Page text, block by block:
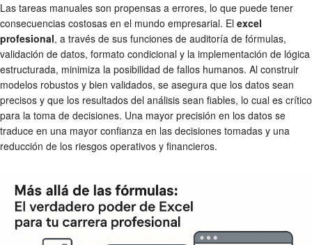
Las tareas manuales son propensas a errores, lo que puede tener
consecuencias costosas en el mundo empresarial. El excel
profesional, a través de sus funciones de auditoría de fórmulas,
validación de datos, formato condicional y la implementación de lógica
estructurada, minimiza la posibilidad de fallos humanos. Al construir
modelos robustos y bien validados, se asegura que los datos sean
precisos y que los resultados del análisis sean fiables, lo cual es crítico
para la toma de decisiones. Una mayor precisión en los datos se
traduce en una mayor confianza en las decisiones tomadas y una
reducción de los riesgos operativos y financieros.